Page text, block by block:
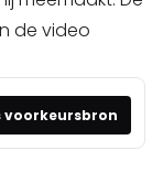
de video
voorkeursbron